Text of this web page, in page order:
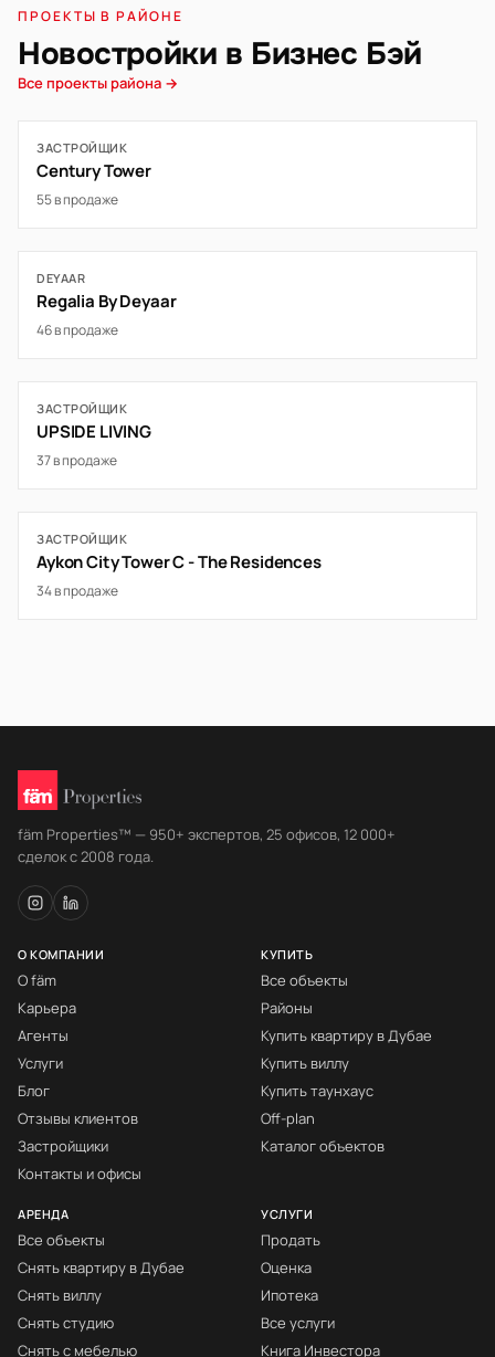
ПРОЕКТЫ В РАЙОНЕ
Новостройки в Бизнес Бэй
Все проекты района →
ЗАСТРОЙЩИК
Century Tower
55 в продаже
DEYAAR
Regalia By Deyaar
46 в продаже
ЗАСТРОЙЩИК
UPSIDE LIVING
37 в продаже
ЗАСТРОЙЩИК
Aykon City Tower C - The Residences
34 в продаже
fäm Properties™ — 950+ экспертов, 25 офисов, 12 000+
сделок с 2008 года.
О КОМПАНИИ
О fäm
Карьера
Агенты
Услуги
Блог
Отзывы клиентов
Застройщики
Контакты и офисы
КУПИТЬ
Все объекты
Районы
Купить квартиру в Дубае
Купить виллу
Купить таунхаус
Off-plan
Каталог объектов
АРЕНДА
Все объекты
Снять квартиру в Дубае
Снять виллу
Снять студию
Снять с мебелью
УСЛУГИ
Продать
Оценка
Ипотека
Все услуги
Книга Инвестора